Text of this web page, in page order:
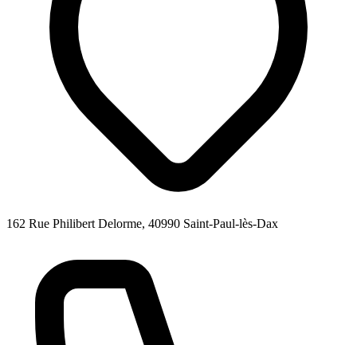
162 Rue Philibert Delorme, 40990 Saint-Paul-lès-Dax